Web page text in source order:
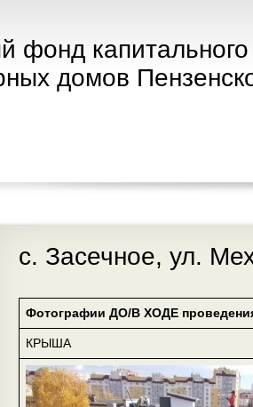
фонд
домов
с. Засечное, ул.
Фотографии ДО/В ХОДЕ
КРЫША